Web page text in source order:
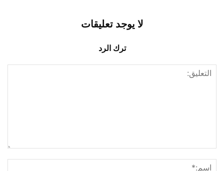
لا يوجد تعليقات
ترك الرد